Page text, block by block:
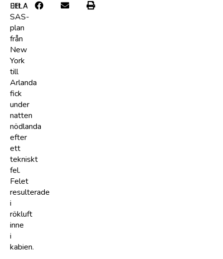
Ett
SAS-
plan
från
New
York
till
Arlanda
fick
under
natten
nödlanda
efter
ett
tekniskt
fel.
Felet
resulterade
i
rökluft
inne
i
kabien.
DELA